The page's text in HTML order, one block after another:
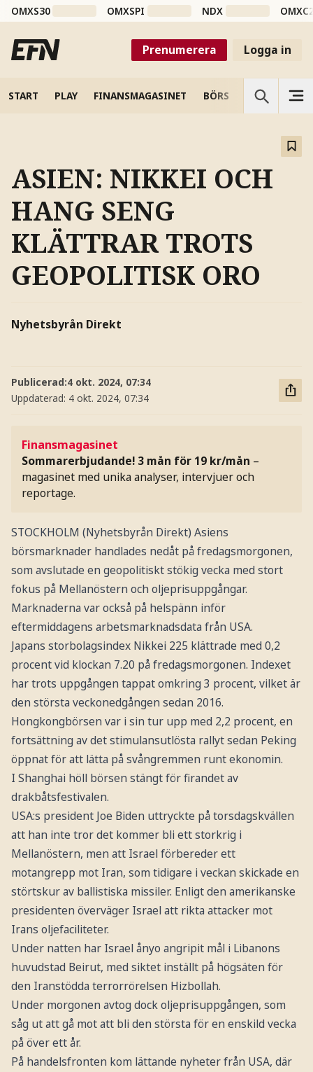
OMXS30 OMXSPI NDX
Prenumerera Logga in
START PLAY FINANSMAGASINET BÖRS VETENSKAP
ASIEN: NIKKEI OCH
HANG SENG
KLÄTTRAR TROTS
GEOPOLITISK ORO
Nyhetsbyrån Direkt
Publicerad:4 okt. 2024, 07:34
Uppdaterad: 4 okt. 2024, 07:34
Finansmagasinet
Sommarerbjudande! 3 mån för 19 kr/mån –
magasinet med unika analyser, intervjuer och
reportage.
STOCKHOLM (Nyhetsbyrån Direkt) Asiens
börsmarknader handlades nedåt på fredagsmorgonen,
som avslutade en geopolitiskt stökig vecka med stort
fokus på Mellanöstern och oljeprisuppgångar.
Marknaderna var också på helspänn inför
eftermiddagens arbetsmarknadsdata från USA.
Japans storbolagsindex Nikkei 225 klättrade med 0,2
procent vid klockan 7.20 på fredagsmorgonen. Indexet
har trots uppgången tappat omkring 3 procent, vilket är
den största veckonedgången sedan 2016.
Hongkongbörsen var i sin tur upp med 2,2 procent, en
fortsättning av det stimulansutlösta rallyt sedan Peking
öppnat för att lätta på svångremmen runt ekonomin.
I Shanghai höll börsen stängt för firandet av
drakbåtsfestivalen.
USA:s president Joe Biden uttryckte på torsdagskvällen
att han inte tror det kommer bli ett storkrig i
Mellanöstern, men att Israel förbereder ett
motangrepp mot Iran, som tidigare i veckan skickade en
störtskur av ballistiska missiler. Enligt den amerikanske
presidenten överväger Israel att rikta attacker mot
Irans oljefaciliteter.
Under natten har Israel ånyo angripit mål i Libanons
huvudstad Beirut, med siktet inställt på högsäten för
den Iranstödda terrorrörelsen Hizbollah.
Under morgonen avtog dock oljeprisuppgången, som
såg ut att gå mot att bli den största för en enskild vecka
på över ett år.
På handelsfronten kom lättande nyheter från USA, där